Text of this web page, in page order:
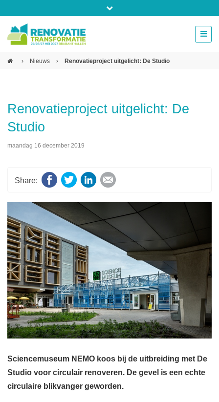
beurs@54events.nl
› Nieuws › Renovatieproject uitgelicht: De Studio
Renovatieproject uitgelicht: De
Studio
maandag 16 december 2019
Facebook
Twitter LinkedIn
Sciencemuseum NEMO koos bij de uitbreiding met De
Studio voor circulair renoveren. De gevel is een echte
circulaire blikvanger geworden.